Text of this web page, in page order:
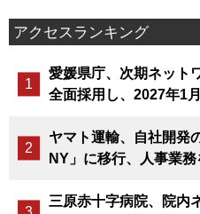
アクセスランキング
愛媛県庁、次期ネット
全面採用し、2027年1
ヤマト運輸、自社開発
NY」に移行、人事業
三原赤十字病院、院内